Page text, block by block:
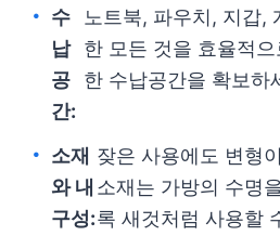
수
납
공
간:
노트북, 파우치, 지갑,
한 모든 것을 효율적
한 수납공간을 확보하
소재
와 내
구성:
잦은 사용에도 변형
소재는 가방의 수명
록 새것처럼 사용할